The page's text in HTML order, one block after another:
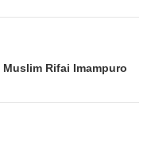
Rifai Imampuro